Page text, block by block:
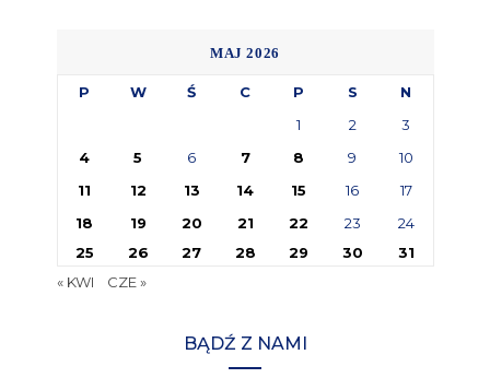
MAJ 2026
P W Ś C P S
N
1
2
3
4
5 6 7 8 9
10
11
12 13 14 15 16
17
18
19 20 21 22 23
24
25
26 27 28 29 30
31
« KWI
CZE »
BĄDŹ Z NAMI